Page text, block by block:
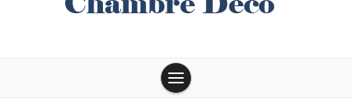
Chambre Déco